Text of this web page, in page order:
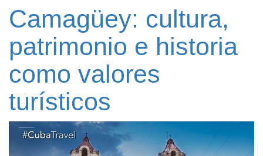
Camagüey: cultura,
patrimonio e historia
como valores
turísticos